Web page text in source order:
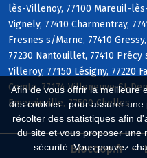
Afin de vous offrir la meilleure
des cookies : pour assurer
récolter des statistiques afin
du site et vous proposer une
sécurité. Vous pouvez
lès-Villenoy, 77100 Mareuil-
Vignely, 77410 Charmentray,
Fresnes s/Marne, 77410
77230 Nantouillet, 77410 Précy
Villeroy, 77150 Lésigny, 77220
Comte, 77174 Villeneuve-St-
Emerainville, 77500 Chelles
Biocoop.fr